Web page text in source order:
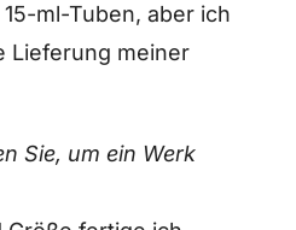
ml-Tuben, aber ich
Lieferung meiner
Sie, um ein Werk